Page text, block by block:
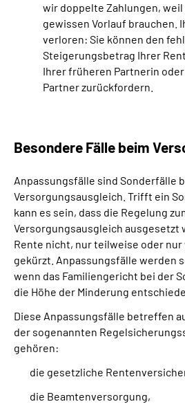
wir doppelte Zahlungen,
gewissen Vorlauf brauchen.
verloren: Sie können den
Steigerungsbetrag Ihrer
Ihrer früheren Partnerin
Partner zurückfordern.
Besondere Fälle beim
Anpassungsfälle sind Sonderfälle
Versorgungsausgleich. Trifft ein
kann es sein, dass die Regelung
Versorgungsausgleich ausgesetzt
Rente nicht, nur teilweise oder
gekürzt. Anpassungsfälle werden
wenn das Familiengericht bei der
die Höhe der Minderung
Diese Anpassungsfälle betreffen
der sogenannten
gehören:
die gesetzliche
die Beamtenversorgung,